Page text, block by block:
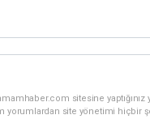
sitesine
yorumlardan site yönetimi hiçbir